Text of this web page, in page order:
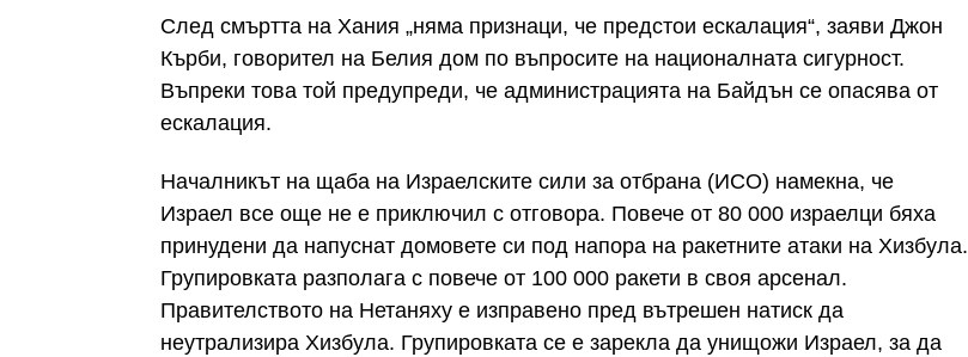
След смъртта на Хания „няма признаци, че предстои ескалация“, заяви Джон
Кърби, говорител на Белия дом по въпросите на националната сигурност.
Въпреки това той предупреди, че администрацията на Байдън се опасява от
ескалация.
Началникът на щаба на Израелските сили за отбрана (ИСО) намекна, че
Израел все още не е приключил с отговора. Повече от 80 000 израелци бяха
принудени да напуснат домовете си под напора на ракетните атаки на Хизбула.
Групировката разполага с повече от 100 000 ракети в своя арсенал.
Правителството на Нетаняху е изправено пред вътрешен натиск да
неутрализира Хизбула. Групировката се е зарекла да унищожи Израел, за да